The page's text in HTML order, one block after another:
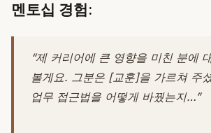
멘토십 경험:
“제 커리어에 큰 영향을 미친 분에
볼게요. 그분은 [교훈]을 가르쳐 주
업무 접근법을 어떻게 바꿨는지…”